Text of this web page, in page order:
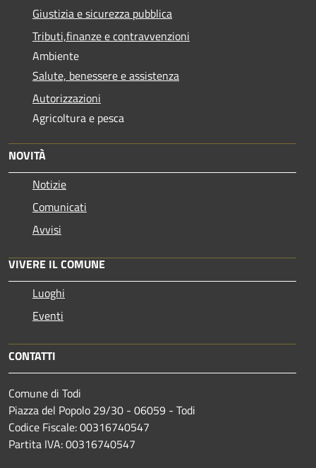
Giustizia e sicurezza pubblica
Tributi,finanze e contravvenzioni
Ambiente
Salute, benessere e assistenza
Autorizzazioni
Agricoltura e pesca
NOVITÀ
Notizie
Comunicati
Avvisi
VIVERE IL COMUNE
Luoghi
Eventi
CONTATTI
Comune di Todi
Piazza del Popolo 29/30 - 06059 - Todi
Codice Fiscale: 00316740547
Partita IVA: 00316740547